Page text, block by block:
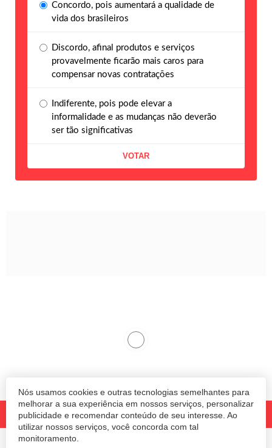
Nós usamos cookies e outras tecnologias semelhantes para
melhorar a sua experiência em nossos serviços, personalizar
publicidade e recomendar conteúdo de seu interesse. Ao
utilizar nossos serviços, você concorda com tal
monitoramento.
Concordo, pois aumentará a qualidade de
vida dos brasileiros
Discordo, afinal produtos e serviços
provavelmente ficarão mais caros para
compensar novas contratações
Indiferente, pois pode elevar a
informalidade e as mudanças não deverão
ser tão significativas